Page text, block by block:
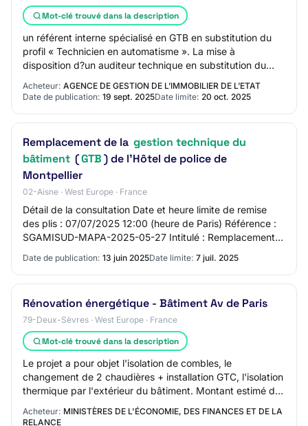
Mot-clé trouvé dans la description
un référent interne spécialisé en GTB en substitution du
profil « Technicien en automatisme ». La mise à
disposition d?un auditeur technique en substitution du
Acheteur: AGENCE DE GESTION DE L’IMMOBILIER DE L’ETAT
Date de publication: 19 sept. 2025Date limite: 20 oct. 2025
Remplacement de la gestion technique du
bâtiment (GTB) de l'Hôtel de police de
Montpellier
02-Aisne · West Europe · France
Détail de la consultation Date et heure limite de remise
des plis : 07/07/2025 12:00 (heure de Paris) Référence :
SGAMISUD-MAPA-2025-05-27 Intitulé : Remplacement
Date de publication: 13 juin 2025Date limite: 7 juil. 2025
Rénovation énergétique - Bâtiment Av de Paris
79-Deux-Sèvres · West Europe · France
Mot-clé trouvé dans la description
Le projet a pour objet l'isolation de combles, le
changement de 2 chaudières + installation GTC, l'isolation
thermique par l'extérieur du bâtiment. Montant estimé du
marché: 1275500 EURO Date cible d…
Acheteur: MINISTÈRES DE L'ÉCONOMIE, DES FINANCES ET DE LA
RELANCE